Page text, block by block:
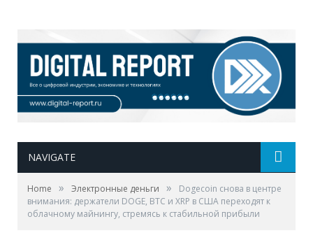
NAVIGATE
Home » Электронные деньги »
Dogecoin снова в центре
внимания: держатели DOGE, BTC и XRP в США переходят к
облачному майнингу, стремясь к стабильной прибыли